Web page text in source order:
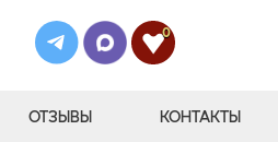
0
ОТЗЫВЫ КОНТАКТЫ